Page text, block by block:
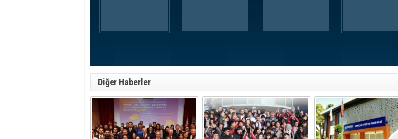
Diğer Haberler